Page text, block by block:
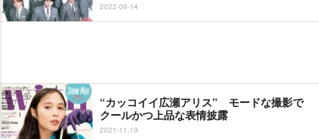
2022-09-14
“カッコイイ広瀬アリス” モードな撮影で
クールかつ上品な表情披露
2021-11-19